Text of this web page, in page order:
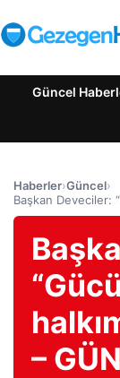
Güncel
Haberler›Güncel›
Başkan Deveciler:
–